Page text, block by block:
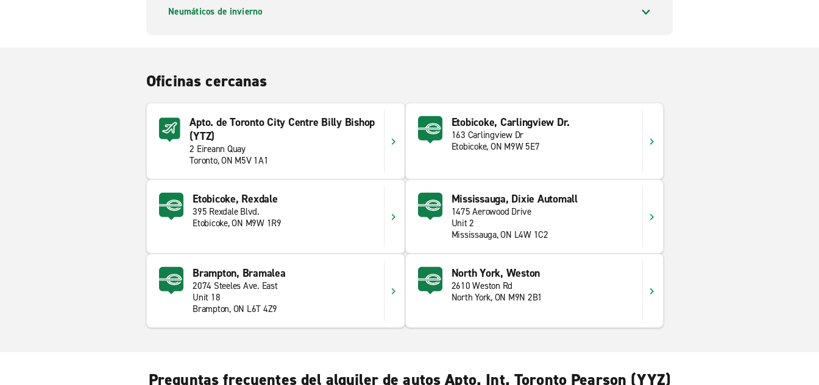
Neumáticos de invierno
Oficinas cercanas
Apto. de Toronto City Centre Billy Bishop
(YTZ)
2 Eireann Quay
Toronto, ON M5V 1A1
Etobicoke, Carlingview Dr.
163 Carlingview Dr
Etobicoke, ON M9W 5E7
Etobicoke, Rexdale
395 Rexdale Blvd.
Etobicoke, ON M9W 1R9
Mississauga, Dixie Automall
1475 Aerowood Drive
Unit 2
Mississauga, ON L4W 1C2
Brampton, Bramalea
2074 Steeles Ave. East
Unit 18
Brampton, ON L6T 4Z9
North York, Weston
2610 Weston Rd
North York, ON M9N 2B1
Preguntas frecuentes del alquiler de autos Apto. Int. Toronto Pearson (YYZ)